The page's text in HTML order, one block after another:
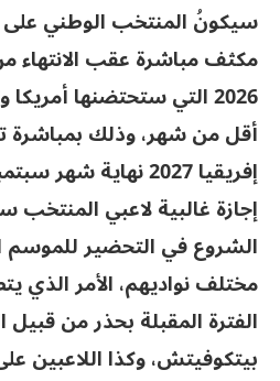
سيكونُ المنتخب الوطني على
مكثف مباشرة عقب الانتهاء
2026 التي ستحتضنها
أقل من شهر، وذلك
إفريقيا 2027 نهاية
إجازة غالبية لاعبي
الشروع في التحضير للموسم
مختلف نواديهم، الأمر الذي
الفترة المقبلة بحذر من
بيتكوفيتش، وكذا اللاعبين